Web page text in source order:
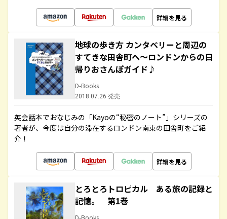
詳細を見る
地球の歩き方 カンタベリーと周辺の
すてきな田舎町へ～ロンドンからの日
帰りおさんぽガイド♪
D-Books
2018.07.26 発売
英会話本でおなじみの「Kayoの“秘密のノート”」シリーズの
著者が、今度は自分の滞在するロンドン南東の田舎町をご紹
介！
詳細を見る
とろとろトロピカル ある旅の記録と
記憶。 第1巻
D-Books